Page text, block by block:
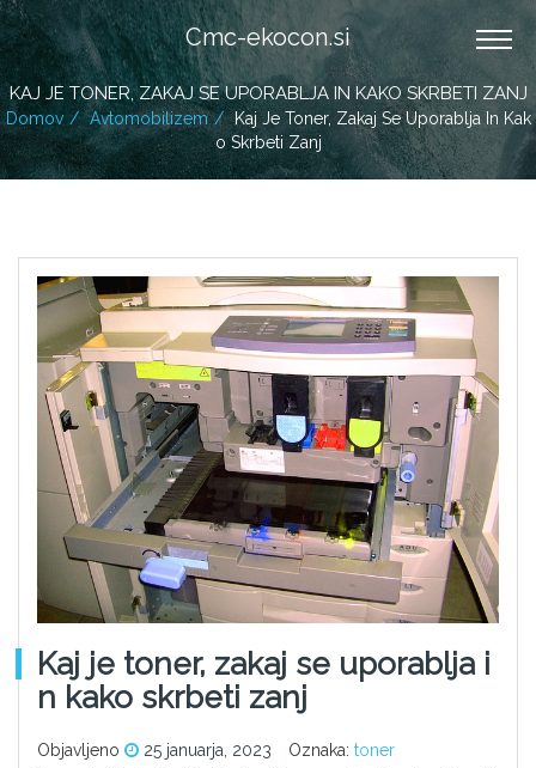
Cmc-ekocon.si
KAJ JE TONER, ZAKAJ SE UPORABLJA IN KAKO SKRBETI ZANJ
Domov Avtomobilizem
Kaj Je Toner, Zakaj Se Uporablja In Kak
O Skrbeti Zanj
Kaj je toner, zakaj se uporablja i
n kako skrbeti zanj
Objavljeno 25 januarja, 2023 Oznaka: toner